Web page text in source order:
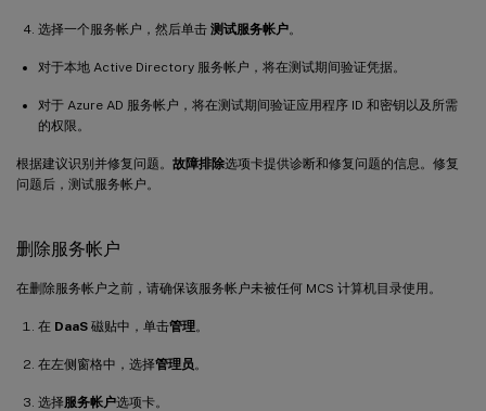
选择一个服务帐户，然后单击 测试服务帐户。
对于本地 Active Directory 服务帐户，将在测试期间验证凭据。
对于 Azure AD 服务帐户，将在测试期间验证应用程序 ID 和密钥以及所需
的权限。
根据建议识别并修复问题。 故障排除选项卡提供诊断和修复问题的信息。修复
问题后，测试服务帐户。
删除服务帐户
在删除服务帐户之前，请确保该服务帐户未被任何 MCS 计算机目录使用。
在 DaaS 磁贴中，单击管理。
在左侧窗格中，选择管理员 。
选择服务帐户选项卡。